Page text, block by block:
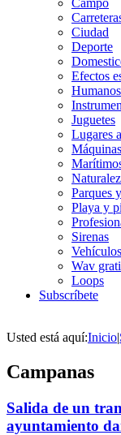
Campo
Ciudad
Deporte
Efectos
Humanos
Juguetes
Lugares
Máquinas
Parques
Playa y
Sirenas
Vehículos
Wav
Loops
Subscríbete
Usted está aquí:Inicio|
Campanas
Salida de un
ayuntamiento